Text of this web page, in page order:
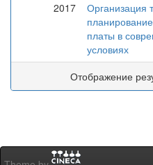
2017
Организация
платы в
условиях
Отображение